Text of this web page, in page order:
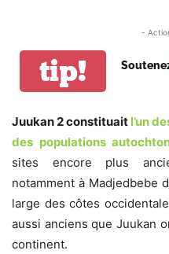
-
tip!
Juukan 2 constituait l’un
des populations
sites encore plus
notamment à Madjedbebe
large des côtes
aussi anciens que Juukan
continent.